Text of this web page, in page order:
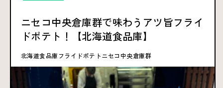
ニセコ中央倉庫群で味わうアツ旨フライ
ドポテト！【北海道食品庫】
北海道食品庫 フライドポテトニセコ中央倉庫群